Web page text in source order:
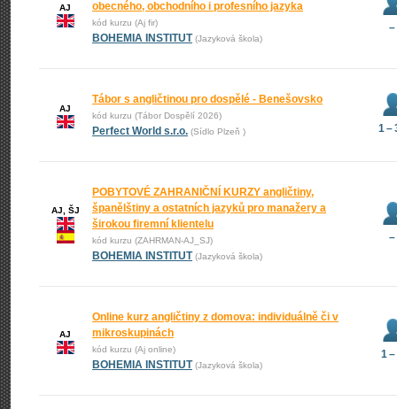
AJ obecného, obchodního i profesního jazyka
kód kurzu (Aj fir)
BOHEMIA INSTITUT (Jazyková škola)
–
AJ
Tábor s angličtinou pro dospělé - Benešovsko
kód kurzu (Tábor Dospělí 2026)
Perfect World s.r.o. (Sídlo Plzeň ) 1 –
AJ, ŠJ
POBYTOVÉ ZAHRANIČNÍ KURZY angličtiny,
španělštiny a ostatních jazyků pro manažery a
širokou firemní klientelu
kód kurzu (ZAHRMAN-AJ_SJ)
BOHEMIA INSTITUT (Jazyková škola)
–
AJ
Online kurz angličtiny z domova: individuálně či v
mikroskupinách
kód kurzu (Aj online)
BOHEMIA INSTITUT (Jazyková škola)
1